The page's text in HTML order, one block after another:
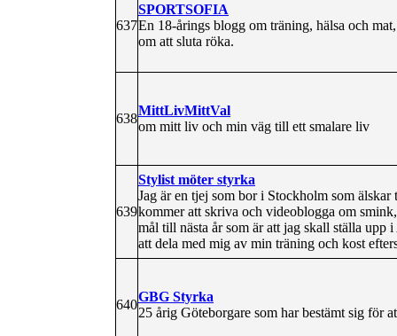
637
SPORTSOFIA
En 18-årings blogg om träning, hälsa och
om att sluta röka.
638
MittLivMittVal
om mitt liv och min väg till ett smalare liv
639
Stylist möter styrka
Jag är en tjej som bor i Stockholm som
kommer att skriva och videoblogga om
mål till nästa år som är att jag skall ställa upp
att dela med mig av min träning och kost
640
GBG Styrka
25 årig Göteborgare som har bestämt sig för